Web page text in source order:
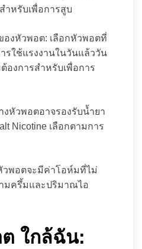
หรับเพื่อการสูบ
งหัวพอต: เลือกหัวพอตที่
รใช้แรงงานในวันแล้ววัน
องการสำหรับเพื่อการ
งหัวพอตอาจรองรับน้ำยา
Nicotine เลือกตามการ
วพอตจะมีค่าโอห์มที่ไม่
มครึ้มและปริมาณไอ
ใกล้ฉัน: